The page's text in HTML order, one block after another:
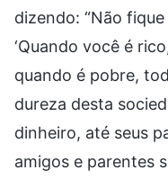
dizendo: “Não
‘Quando você é
quando é pobre,
dureza desta
dinheiro, até seus
amigos e parentes